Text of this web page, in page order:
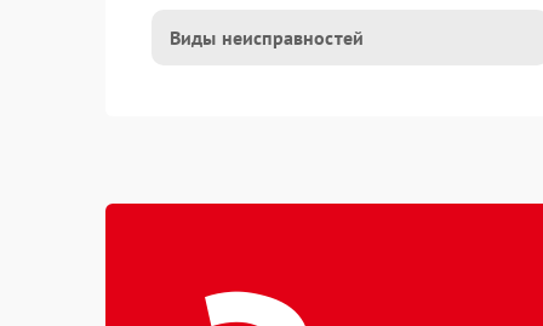
Виды неисправностей